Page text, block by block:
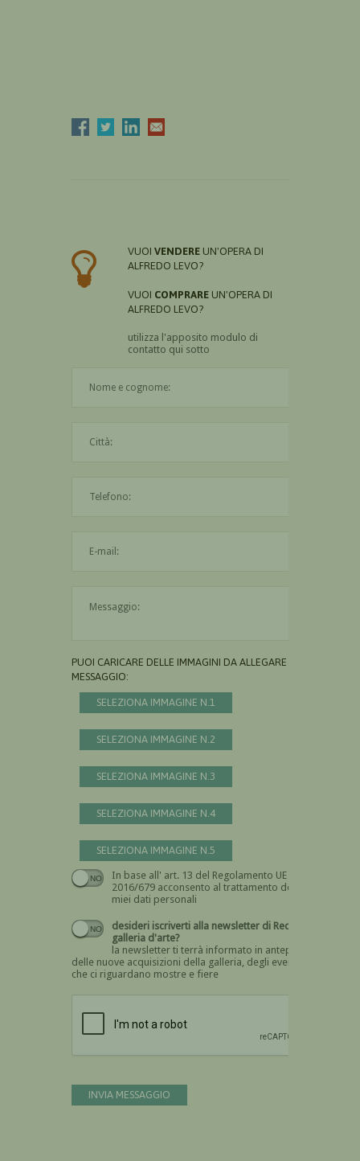
VUOI VENDERE UN'OPERA DI
ALFREDO LEVO?
VUOI COMPRARE UN'OPERA DI
ALFREDO LEVO?
utilizza l'apposito modulo di
contatto qui sotto
PUOI CARICARE DELLE IMMAGINI DA ALLEGARE AL
MESSAGGIO:
SELEZIONA IMMAGINE N.1
SELEZIONA IMMAGINE N.2
SELEZIONA IMMAGINE N.3
SELEZIONA IMMAGINE N.4
SELEZIONA IMMAGINE N.5
In base all' art. 13 del Regolamento UE n.
2016/679 acconsento al trattamento dei
miei dati personali
Devi dare il consenso
desideri iscriverti alla newsletter di Recta
galleria d'arte?
la newsletter ti terrà informato in anteprima
delle nuove acquisizioni della galleria, degli eventi
che ci riguardano mostre e fiere
INVIA MESSAGGIO